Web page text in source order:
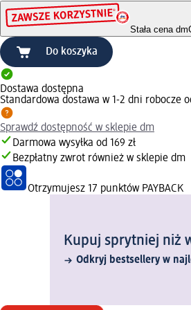
Stała cena dm
Do koszyka
Dostawa dostępna
Standardowa dostawa w 1-2 dni robocze
Sprawdź dostępność w sklepie dm
Darmowa wysyłka od 169 zł
Bezpłatny zwrot również w sklepie dm
Otrzymujesz 17 punktów PAYBACK
Kupuj sprytniej niż
Odkryj bestsellery w